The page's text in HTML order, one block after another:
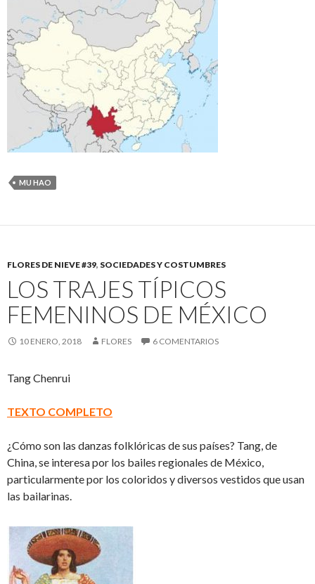
MU HAO
FLORES DE NIEVE #39, SOCIEDADES Y COSTUMBRES
LOS TRAJES TÍPICOS
FEMENINOS DE MÉXICO
10 ENERO, 2018 FLORES 6 COMENTARIOS
Tang Chenrui
TEXTO COMPLETO
¿Cómo son las danzas folklóricas de sus países? Tang, de
China, se interesa por los bailes regionales de México,
particularmente por los coloridos y diversos vestidos que usan
las bailarinas.